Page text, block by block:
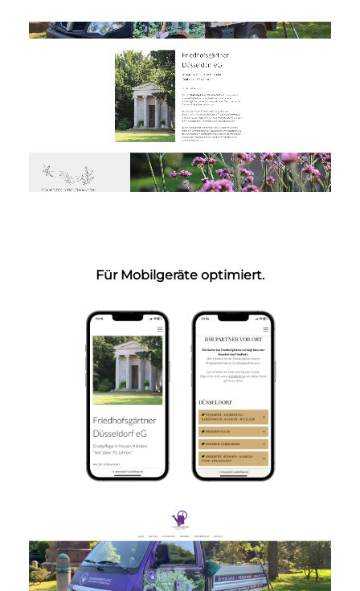
Für Mobilgeräte optimiert.